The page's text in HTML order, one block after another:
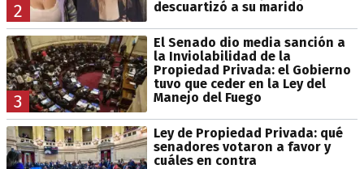
2
descuartizó a su marido
3
El Senado dio media sanción a
la Inviolabilidad de la
Propiedad Privada: el Gobierno
tuvo que ceder en la Ley del
Manejo del Fuego
Ley de Propiedad Privada: qué
senadores votaron a favor y
cuáles en contra